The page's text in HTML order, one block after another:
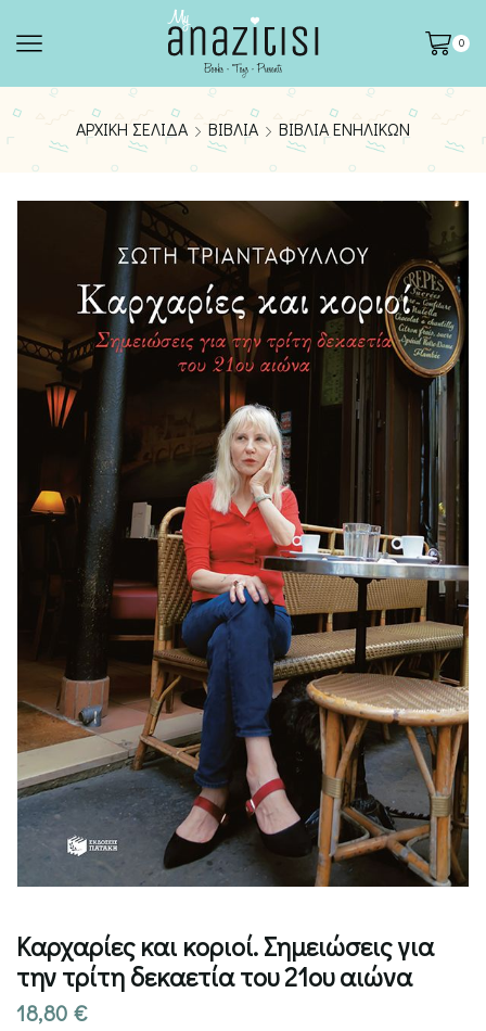
0
ΑΡΧΙΚΉ ΣΕΛΊΔΑ ΒΙΒΛΊΑ ΒΙΒΛΊΑ ΕΝΗΛΊΚΩΝ
Καρχαρίες και κοριοί. Σημειώσεις για
την τρίτη δεκαετία του 21ου αιώνα
18,80 €